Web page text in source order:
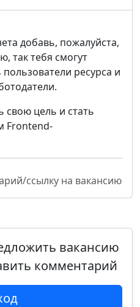
добавь, пожалуйста,
так тебя смогут
ресурса и
свою цель и стать
Frontend-
ссылку на вакансию
вакансию
комментарий